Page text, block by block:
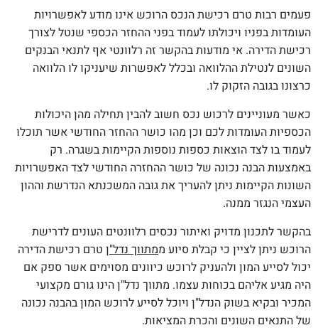
פעמים רבות טרם רכישת הנכס הרוכש אינו מודע לאפשרויות
העומדות בפניו ויכולתו לעמוד בפני ההחזר הכספי שנטל לצורך
רכישת הדירה. אי מודעות בהקשר זה רלוונטי אף לתנאי הבנקים
השונים לנטילת ההלוואה ובכלל לאפשרות שיעניקו לו הלוואה
כרצונו בגובה הזקוק לו.
כאשר מעוניינים לרכוש נכס חשוב להבין תחילה מהן היכולות
הכספיות העומדות לכם וכן מהו כושר ההחזר החודשי אשר תוכלו
לעמוד בו לצד הוצאות כספות נוספות הקיימות בשגרה. רק
באמצעות הבנה נכונה של כושר ההחזרה החודשי לצד האפשרויות
השונות הקיימות ניתן להעריך את גובה המשכנתא הנדרשת וההון
העצמי הנגזר ממנה.
בהקשר לתכנון מדויק ואיתור נכסים רלוונטים העונים לדרישת
הרוכש ניתן לציין כי קבלת סיוע ממתווך נדל"ן טרם רכישת הדירה
יכול לסייע המון ולהעניק לרוכש כיוונים מסוימים אשר ספק אם
היה מגיע אליהם בכוחות עצמו. מתווך נדל"ן הינו גורם מקצועי
המכיר ובקיא בשוק הנדל"ן ויוכל לסייע לרוכש המון בהבנה נכונה
של התנאים השונים והכרת המציאות.